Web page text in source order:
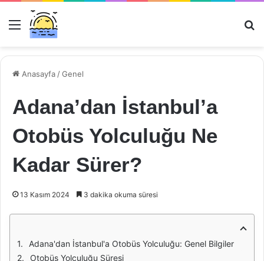
Menü
Anasayfa /Genel
Adana’dan İstanbul’a
Otobüs Yolculuğu Ne
Kadar Sürer?
13 Kasım 2024 3 dakika okuma süresi
Adana'dan İstanbul'a Otobüs Yolculuğu: Genel Bilgiler
Otobüs Yolculuğu Süresi